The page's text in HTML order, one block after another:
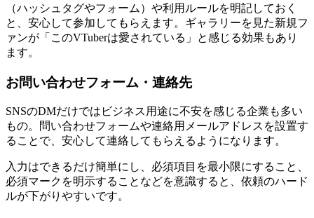
（ハッシュタグやフォーム）や利用ルールを明記しておく
と、安心して参加してもらえます。ギャラリーを見た新規フ
ァンが「このVTuberは愛されている」と感じる効果もあり
ます。
お問い合わせフォーム・連絡先
SNSのDMだけではビジネス用途に不安を感じる企業も多い
もの。問い合わせフォームや連絡用メールアドレスを設置す
ることで、安心して連絡してもらえるようになります。
入力はできるだけ簡単にし、必須項目を最小限にすること、
必須マークを明示することなどを意識すると、依頼のハード
ルが下がりやすいです。